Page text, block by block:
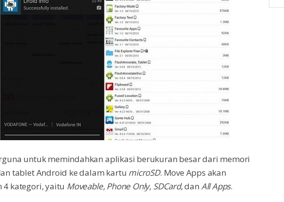
untuk memindahkan aplikasi berukuran besar dari memori
tablet Android ke dalam kartu microSD. Move Apps akan
kategori, yaitu Moveable, Phone Only, SDCard, dan All Apps.